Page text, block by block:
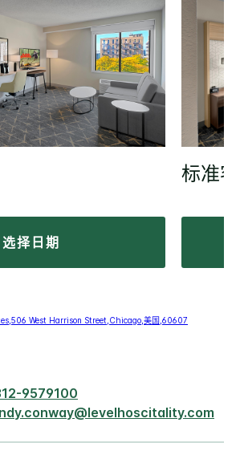
选择日期
标准
9579100